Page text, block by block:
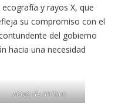
y rayos X, que
su compromiso con el
del gobierno
hacia una necesidad
Fotos de archivo